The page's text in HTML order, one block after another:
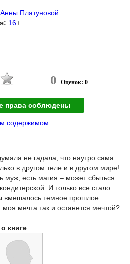
Платуновой
16+
0 Оценок: 0
права соблюдены
содержимом
не гадала, что наутро сама
в другом теле и в другом мире!
муж, есть магия – может сбыться
И только все стало
вмешалось темное прошлое
мечта так и останется мечтой?
книге